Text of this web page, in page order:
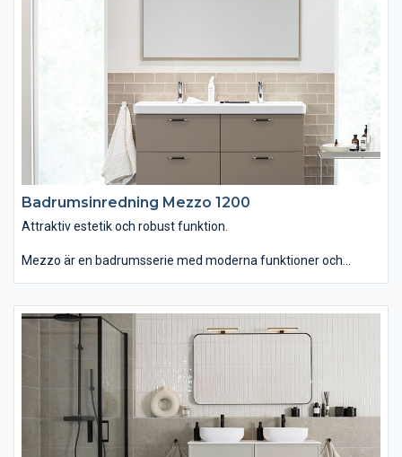
Badrumsinredning Mezzo 1200
Attraktiv estetik och robust funktion.
Mezzo är en badrumsserie med moderna funktioner och
än vanligt. Om du istället väljer det ovanpåliggande tvättstället
Soprano i det stenliknande, slitstarka och lättskötta materialet
Solid Surface får serien ett annat uttryck. Kommoden finns
med eller utan inramning. Passar dig som vill ha ett badrum
som kombinerar attraktiv estetik med robust funktion."